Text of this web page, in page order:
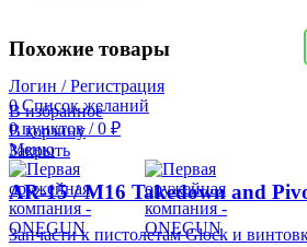
Логин / Регистрация
0Список желаний
0пунктов / 0 ₽
Меню
Похожие товары
В избранное
В корзину
Закрыть
AR-15 / M16 Takedown and
Запчасти к пистолетам Glock и